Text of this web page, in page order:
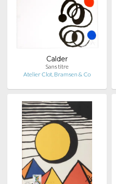
Calder
Sans titre
Atelier Clot, Bramsen & Co